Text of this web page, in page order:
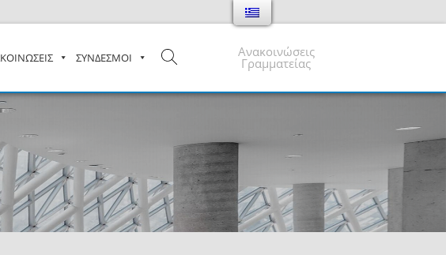
ΣΥΝΔΕΣΜΟΙ Ανακοινώσεις
Γραμματείας